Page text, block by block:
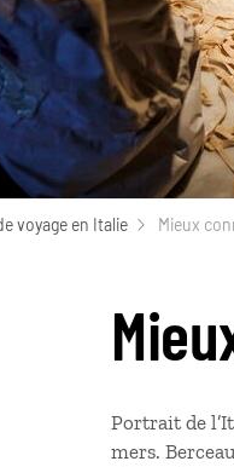
voyage en Italie Mieux
Portrait de
mers.